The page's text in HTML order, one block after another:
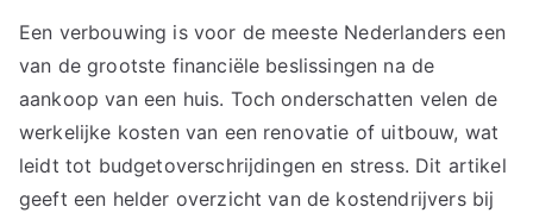
Een verbouwing is voor de meeste Nederlanders een
van de grootste financiële beslissingen na de
aankoop van een huis. Toch onderschatten velen de
werkelijke kosten van een renovatie of uitbouw, wat
leidt tot budgetoverschrijdingen en stress. Dit artikel
geeft een helder overzicht van de kostendrijvers bij